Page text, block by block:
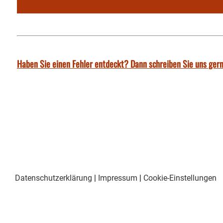
Haben Sie einen Fehler entdeckt? Dann schreiben Sie uns
Datenschutzerklärung | Impressum | Cookie-Einstellungen